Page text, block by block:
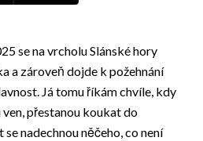
se na vrcholu Slánské hory
a zároveň dojde k požehnání
Já tomu říkám chvíle, kdy
přestanou koukat do
nadechnou něčeho, co není